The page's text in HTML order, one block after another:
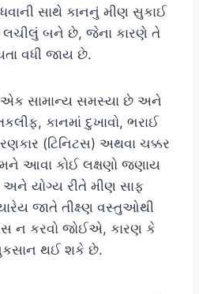
સાથે કાનનું મીણ સુકાઈ
બને છે, જેના કારણે તે
વધી જાય છે.
એક સામાન્ય સમસ્યા છે અને
કાનમાં દુખાવો, ભરાઈ
(ટિનિટસ) અથવા ચક્કર
આવા કોઈ લક્ષણો જણાય
અને યોગ્ય રીતે મીણ સાફ
જાતે તીક્ષ્ણ વસ્તુઓથી
ન કરવો જોઈએ, કારણ કે
થઈ શકે છે.